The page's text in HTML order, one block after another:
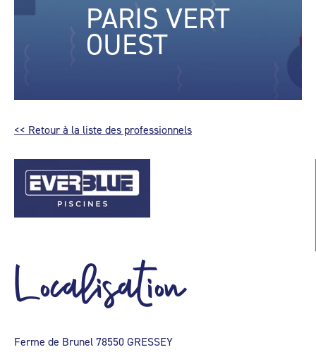
PARIS VERT
OUEST
<< Retour à la liste des professionnels
Localisation
Ferme de Brunel 78550 GRESSEY